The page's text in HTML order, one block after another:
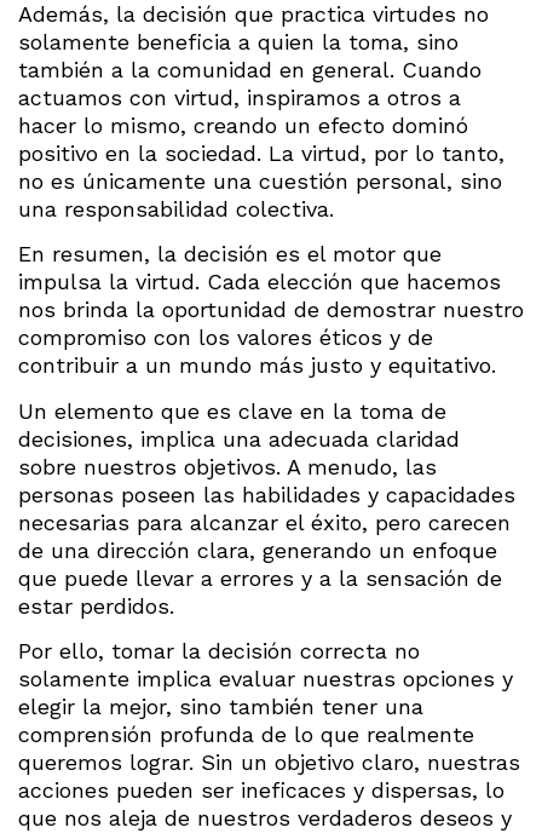
Además, la decisión que practica virtudes no
solamente beneficia a quien la toma, sino
también a la comunidad en general. Cuando
actuamos con virtud, inspiramos a otros a
hacer lo mismo, creando un efecto dominó
positivo en la sociedad. La virtud, por lo tanto,
no es únicamente una cuestión personal, sino
una responsabilidad colectiva.
En resumen, la decisión es el motor que
impulsa la virtud. Cada elección que hacemos
nos brinda la oportunidad de demostrar nuestro
compromiso con los valores éticos y de
contribuir a un mundo más justo y equitativo.
Un elemento que es clave en la toma de
decisiones, implica una adecuada claridad
sobre nuestros objetivos. A menudo, las
personas poseen las habilidades y capacidades
necesarias para alcanzar el éxito, pero carecen
de una dirección clara, generando un enfoque
que puede llevar a errores y a la sensación de
estar perdidos.
Por ello, tomar la decisión correcta no
solamente implica evaluar nuestras opciones y
elegir la mejor, sino también tener una
comprensión profunda de lo que realmente
queremos lograr. Sin un objetivo claro, nuestras
acciones pueden ser ineficaces y dispersas, lo
que nos aleja de nuestros verdaderos deseos y